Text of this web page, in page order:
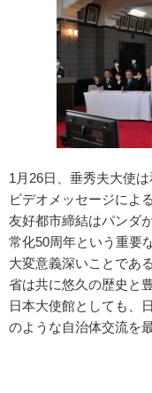
1月26日、垂秀夫大使
ビデオメッセージによ
友好都市締結はパンダ
常化50周年という重要
大変意義深いことであ
省は共に悠久の歴史と
日本大使館としても、
のような自治体交流を